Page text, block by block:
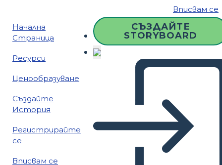
Вписвам се
Начална
Страница
Ресурси
Ценообразуване
Създайте
История
Регистрирайте
се
Вписвам се
СЪЗДАЙТЕ
STORYBOARD